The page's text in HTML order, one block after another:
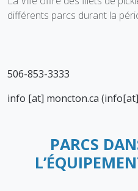
différents parcs durant la
506-853-3333
info [at] moncton.ca
PARCS